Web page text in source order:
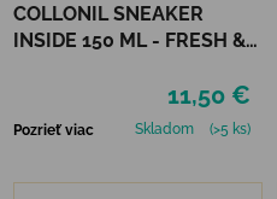
COLLONIL SNEAKER
INSIDE 150 ML - FRESH &
11,50 €
Pozrieť viac Skladom (>5 ks)